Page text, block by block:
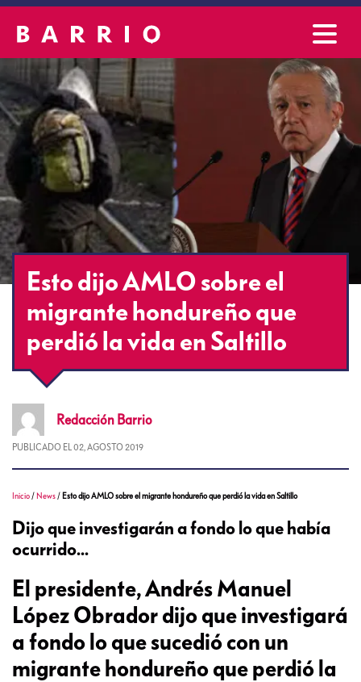
Esto dijo AMLO sobre el
migrante hondureño que
perdió la vida en Saltillo
Redacción Barrio
PUBLICADO EL 02, AGOSTO 2019
Inicio / News / Esto dijo AMLO sobre el migrante hondureño que perdió la vida en Saltillo
Dijo que investigarán a fondo lo que había
ocurrido...
El presidente, Andrés Manuel
López Obrador dijo que investigará
a fondo lo que sucedió con un
migrante hondureño que perdió la